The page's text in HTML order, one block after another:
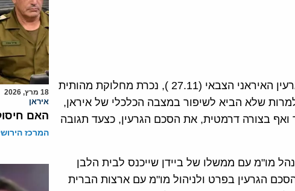
לאחר חיסול מחסן פח'ריזאדה, ממובילי פרוייקט הגרעין האיראני הצבאי (27.11 ), נכרת מחלוקת מהותית
שלא הביא לשיפור במצבה הכלכלי של איראן,
בצורה דרמטית, את הסכם הגרעין, כצעד תגובה
מו"מ עם ממשלו של ביידן שייכנס לבית הלבן
הגרעין בפרט ולניהול מו"מ עם ארצות הברית
18 מרץ, 2026
איראן
האם
המרכז